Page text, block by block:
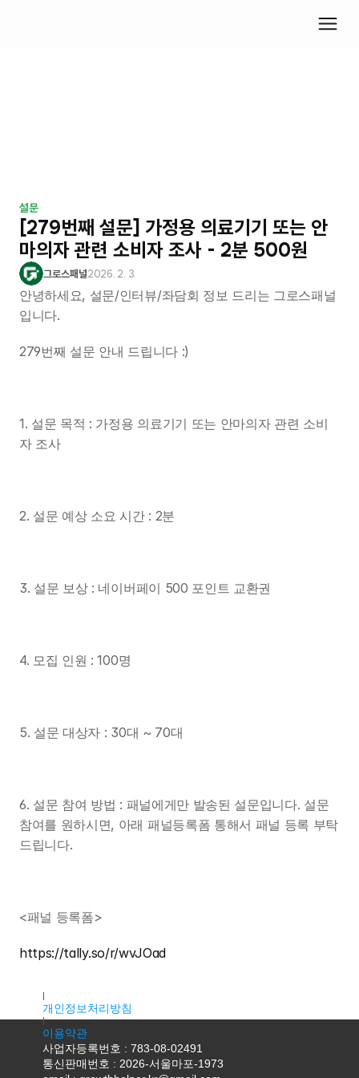
설문
[279번째 설문] 가정용 의료기기 또는 안
마의자 관련 소비자 조사 - 2분 500원
그로스패널2026. 2. 3.
안녕하세요, 설문/인터뷰/좌담회 정보 드리는 그로스패널
입니다.
279번째 설문 안내 드립니다 :)
1. 설문 목적 : 가정용 의료기기 또는 안마의자 관련 소비
자 조사
2. 설문 예상 소요 시간 : 2분
3. 설문 보상 : 네이버페이 500 포인트 교환권
4. 모집 인원 : 100명
5. 설문 대상자 : 30대 ~ 70대
6. 설문 참여 방법 : 패널에게만 발송된 설문입니다. 설문
참여를 원하시면, 아래 패널등록폼 통해서 패널 등록 부탁
드립니다.
<패널 등록폼>
https://tally.so/r/wvJOad
개인정보처리방침
이용약관
사업자등록번호 : 783-08-02491
통신판매번호 : 2026-서울마포-1973